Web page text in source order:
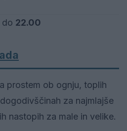
do 22.00
prostem ob ognju, toplih
za najmlajše
nastopih za male in velike.